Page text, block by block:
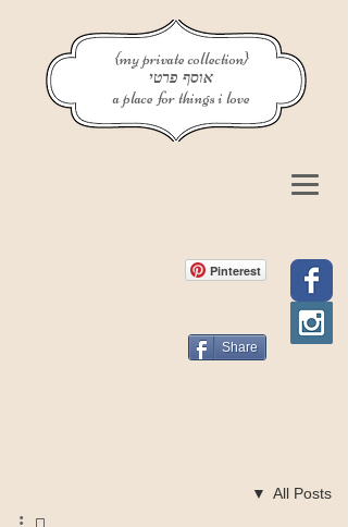
{my private collection}
אוסף פרטי
a place for things i love
Pinterest
Share
All Posts